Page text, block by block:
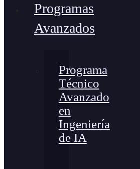
Programas
Avanzados
Programa
Técnico
Avanzado
en
Ingeniería
de IA